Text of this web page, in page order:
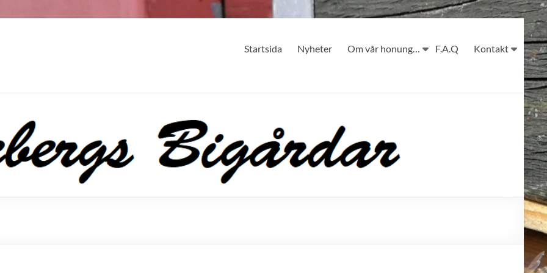
Startsida Nyheter Om vår honung… F.A.Q Kontakt